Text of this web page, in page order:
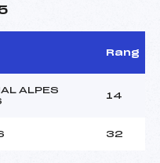
Rang
ALPES
14
32